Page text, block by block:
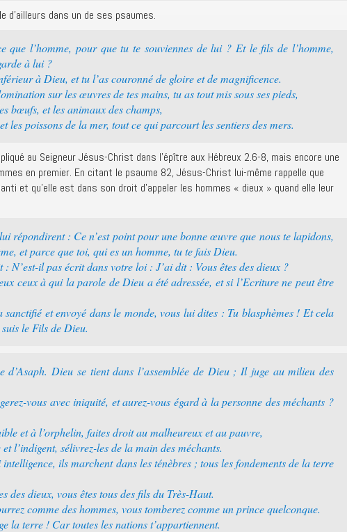
d’ailleurs dans un de ses psaumes.
que l’homme, pour que tu te souviennes de lui ? Et le fils de l’homme,
à lui ?
à Dieu, et tu l’as couronné de gloire et de magnificence.
sur les œuvres de tes mains, tu as tout mis sous ses pieds,
bœufs, et les animaux des champs,
les poissons de la mer, tout ce qui parcourt les sentiers des mers.
au Seigneur Jésus-Christ dans l’épître aux Hébreux 2.6-8, mais encore une
en premier. En citant le psaume 82, Jésus-Christ lui-même rappelle que
et qu’elle est dans son droit d’appeler les hommes « dieux » quand elle leur
répondirent : Ce n’est point pour une bonne œuvre que nous te lapidons,
et parce que toi, qui es un homme, tu te fais Dieu.
: N’est-il pas écrit dans votre loi : J’ai dit : Vous êtes des dieux ?
ceux à qui la parole de Dieu a été adressée, et si l’Ecriture ne peut être
et envoyé dans le monde, vous lui dites : Tu blasphèmes ! Et cela
le Fils de Dieu.
d’Asaph. Dieu se tient dans l’assemblée de Dieu ; Il juge au milieu des
vous avec iniquité, et aurez-vous égard à la personne des méchants ?
et à l’orphelin, faites droit au malheureux et au pauvre,
l’indigent, sélivrez-les de la main des méchants.
ils marchent dans les ténèbres ; tous les fondements de la terre
des dieux, vous êtes tous des fils du Très-Haut.
comme des hommes, vous tomberez comme un prince quelconque.
la terre ! Car toutes les nations t’appartiennent.